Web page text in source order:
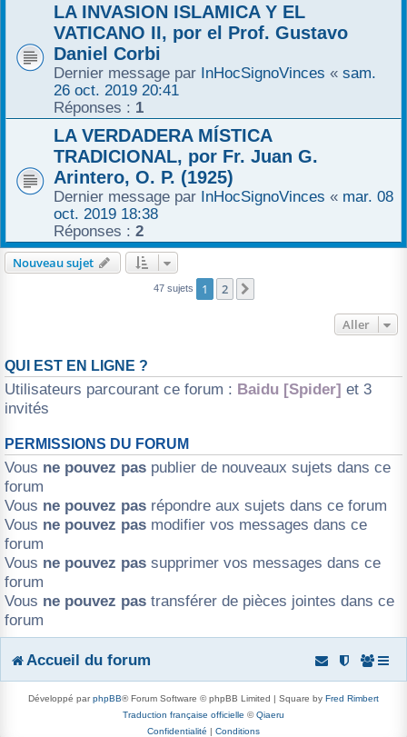
LA INVASION ISLAMICA Y EL
VATICANO II, por el Prof. Gustavo
Daniel Corbi
Dernier message par InHocSignoVinces « sam.
26 oct. 2019 20:41
Réponses : 1
LA VERDADERA MÍSTICA
TRADICIONAL, por Fr. Juan G.
Arintero, O. P. (1925)
Dernier message par InHocSignoVinces « mar. 08
oct. 2019 18:38
Réponses : 2
Nouveau sujet
47 sujets 1 2
Aller
QUI EST EN LIGNE ?
Utilisateurs parcourant ce forum : Baidu [Spider] et 3
invités
PERMISSIONS DU FORUM
Vous ne pouvez pas publier de nouveaux sujets dans ce
forum
Vous ne pouvez pas répondre aux sujets dans ce forum
Vous ne pouvez pas modifier vos messages dans ce
forum
Vous ne pouvez pas supprimer vos messages dans ce
forum
Vous ne pouvez pas transférer de pièces jointes dans ce
forum
Accueil du forum
Développé parphpBB® Forum Software © phpBB Limited | Square by Fred Rimbert
Traduction française officielle ©Qiaeru
Confidentialité | Conditions